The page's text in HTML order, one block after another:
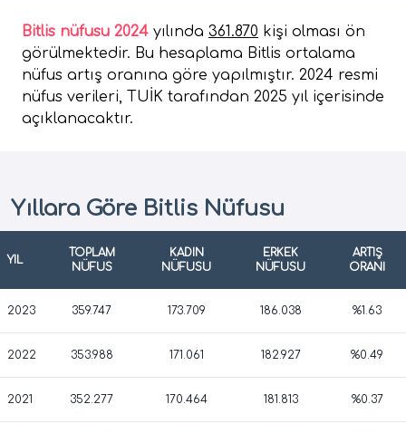
Bitlis nüfusu 2024 yılında 361.870 kişi olması ön
görülmektedir. Bu hesaplama Bitlis ortalama
nüfus artış oranına göre yapılmıştır. 2024 resmi
nüfus verileri, TUİK tarafından 2025 yıl içerisinde
açıklanacaktır.
Yıllara Göre Bitlis Nüfusu
YIL
TOPLAM
NÜFUS
KADIN
NÜFUSU
ERKEK
NÜFUSU
ARTIŞ
ORANI
2023 359.747 173.709 186.038 %1.63
2022 353.988 171.061 182.927 %0.49
2021 352.277 170.464 181.813 %0.37